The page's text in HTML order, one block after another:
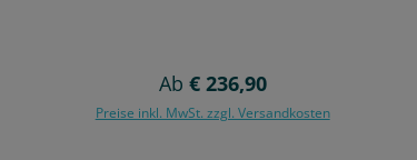
Regulärer Preis:
Ab € 236,90
Preise inkl. MwSt. zzgl. Versandkosten